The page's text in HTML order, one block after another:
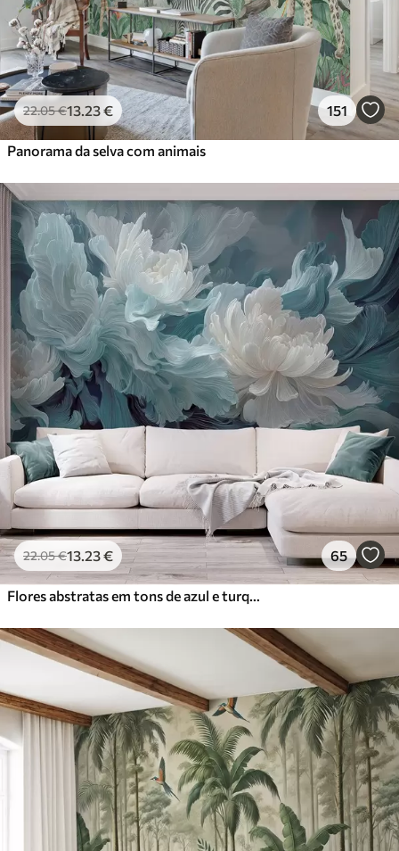
22.05€13 .23€ 151
Panorama da selva com animais
22.05€13 .23€ 65